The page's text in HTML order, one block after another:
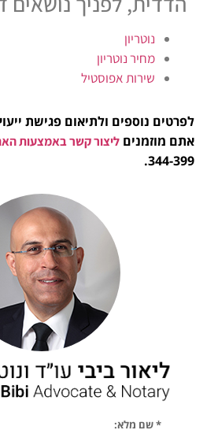
נוטריון
מחיר נוטריון
שירות אפוסטיל
לפרטים נוספים ולתיאום פגישת
אתם מוזמנים ליצור קשר באמצעות
344-399.